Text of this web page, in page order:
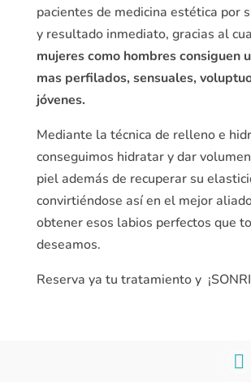
pacientes de medicina estética por
y resultado inmediato, gracias al
mujeres como hombres consiguen
mas perfilados, sensuales,
jóvenes.
Mediante la técnica de relleno e
conseguimos hidratar y dar
piel además de recuperar su
convirtiéndose así en el mejor
obtener esos labios perfectos que
deseamos.
Reserva ya tu tratamiento y
